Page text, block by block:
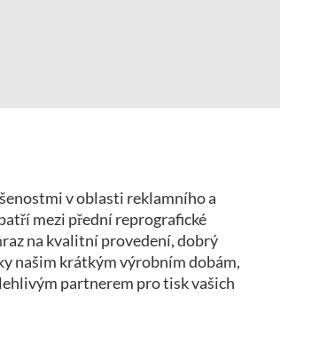
v oblasti reklamního a
mezi přední reprografické
na kvalitní provedení, dobrý
našim krátkým výrobním dobám,
partnerem pro tisk vašich